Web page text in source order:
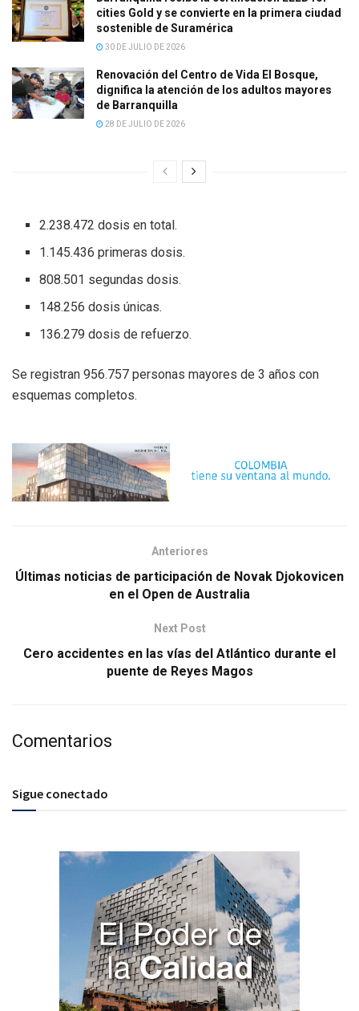
cities Gold y se convierte en la primera ciudad
sostenible de Suramérica
30 DE JULIO DE 2026
Renovación del Centro de Vida El Bosque,
dignifica la atención de los adultos mayores
de Barranquilla
28 DE JULIO DE 2026
2.238.472 dosis en total.
1.145.436 primeras dosis.
808.501 segundas dosis.
148.256 dosis únicas.
136.279 dosis de refuerzo.
Se registran 956.757 personas mayores de 3 años con
esquemas completos.
Anteriores
Últimas noticias de participación de Novak Djokovicen
en el Open de Australia
Next Post
Cero accidentes en las vías del Atlántico durante el
puente de Reyes Magos
Comentarios
Sigue conectado